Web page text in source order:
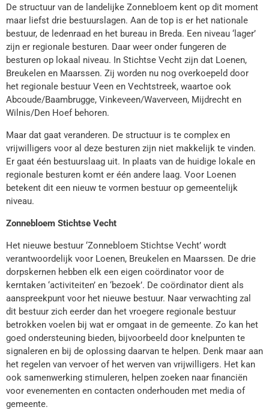
De structuur van de landelijke Zonnebloem kent op dit moment
maar liefst drie bestuurslagen. Aan de top is er het nationale
bestuur, de ledenraad en het bureau in Breda. Een niveau ‘lager’
zijn er regionale besturen. Daar weer onder fungeren de
besturen op lokaal niveau. In Stichtse Vecht zijn dat Loenen,
Breukelen en Maarssen. Zij worden nu nog overkoepeld door
het regionale bestuur Veen en Vechtstreek, waartoe ook
Abcoude/Baambrugge, Vinkeveen/Waverveen, Mijdrecht en
Wilnis/Den Hoef behoren.
Maar dat gaat veranderen. De structuur is te complex en
vrijwilligers voor al deze besturen zijn niet makkelijk te vinden.
Er gaat één bestuurslaag uit. In plaats van de huidige lokale en
regionale besturen komt er één andere laag. Voor Loenen
betekent dit een nieuw te vormen bestuur op gemeentelijk
niveau.
Zonnebloem Stichtse Vecht
Het nieuwe bestuur ‘Zonnebloem Stichtse Vecht’ wordt
verantwoordelijk voor Loenen, Breukelen en Maarssen. De drie
dorpskernen hebben elk een eigen coördinator voor de
kerntaken ‘activiteiten’ en ‘bezoek’. De coördinator dient als
aanspreekpunt voor het nieuwe bestuur. Naar verwachting zal
dit bestuur zich eerder dan het vroegere regionale bestuur
betrokken voelen bij wat er omgaat in de gemeente. Zo kan het
goed ondersteuning bieden, bijvoorbeeld door knelpunten te
signaleren en bij de oplossing daarvan te helpen. Denk maar aan
het regelen van vervoer of het werven van vrijwilligers. Het kan
ook samenwerking stimuleren, helpen zoeken naar financiën
voor evenementen en contacten onderhouden met media of
gemeente.